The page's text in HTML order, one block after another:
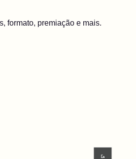
formato, premiação e mais.